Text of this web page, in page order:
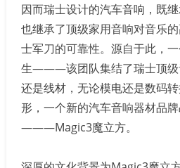
因而瑞士设计的汽车音响，既
也继承了顶级家用音响对音乐
士军刀的可靠性。源自于此，
生―――该团队集结了瑞士顶级
还是线材，无论模电还是数码
形，一个新的汽车音响器材品
―――Magic3魔立方。